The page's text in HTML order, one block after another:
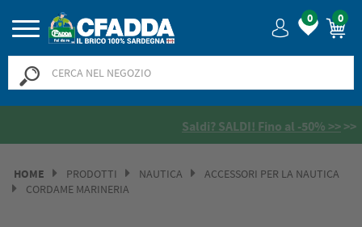
0 0
Saldi? SALDI! Fino al -50% >>>>
HOME PRODOTTI NAUTICA
ACCESSORI PER LA NAUTICA
CORDAME MARINERIA